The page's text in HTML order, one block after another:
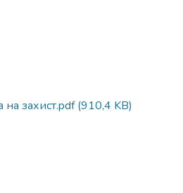
на захист.pdf(910,4 KB)